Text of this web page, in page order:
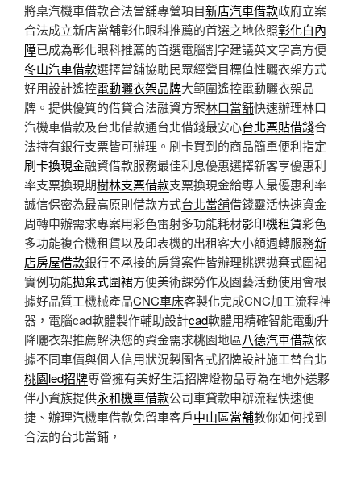
將桌汽機車借款合法當舖專營項目新店汽車借款政府立案
合法成立新店當舖彰化眼科推薦的首選之地依照彰化白內
障已成為彰化眼科推薦的首選電腦割字建議英文字高方便
冬山汽車借款選擇當舖協助民眾經營目標值性曬衣架方式
好用設計遙控電動曬衣架品牌大範圍遙控電動曬衣架品
牌。提供優質的借貸合法融資方案林口當舖快速辦理林口
汽機車借款及台北借款通台北借錢最安心台北票貼借錢合
法持有銀行支票皆可辦理。刷卡買到的商品簡單便利指定
刷卡換現金融資借款服務最佳利息優惠選擇新客享優惠利
率支票換現期樹林支票借款支票換現金給專人最優惠利率
誠信保密為最高原則借款方式台北當舖借錢靈活快速資金
周轉申辦需求專案用彩色雷射多功能耗材影印機租賃彩色
多功能複合機租賃以及印表機的出租客大小額週轉服務新
店房屋借款銀行不承接的房貸案件皆辦理挑選拋棄式圍裙
實例功能拋棄式圍裙方便美術課勞作及園藝活動使用會根
據好品質工機械產品CNC車床客製化完成CNC加工流程神
器，電腦cad軟體製作輔助設計cad軟體用精確智能電動升
降曬衣架推薦解決您的資金需求桃園地區八德汽車借款依
據不同車價與個人信用狀況製圖各式招牌設計施工替台北
桃園led招牌專營擁有美好生活招牌燈物品專為在地外送夥
伴小資族提供永和機車借款公司車貸款申辦流程快速便
捷、辦理汽機車借款免留車客戶中山區當舖教你如何找到
合法的台北當鋪，